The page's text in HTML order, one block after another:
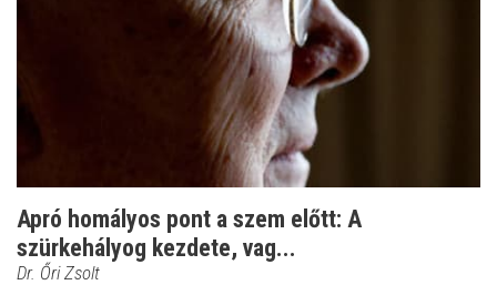
Apró homályos pont a szem előtt: A
szürkehályog kezdete, vag...
Dr. Őri Zsolt